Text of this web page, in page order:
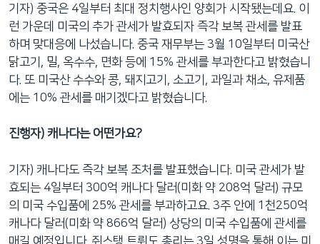
기자) 중국은 4일부터 최대 정치행사인 양회가 시작됐는데요. 이
런 가운데 미국의 추가 관세가 발효되자 즉각 보복 관세를 발표
하며 맞대응에 나섰습니다. 중국 재무부는 3월 10일부터 미국산
닭고기, 밀, 옥수수, 면화 등에 15% 관세를 부과한다고 밝혔습니
다. 또 미국산 수수와 콩, 돼지고기, 소고기, 과일과 채소, 유제품
에는 10% 관세를 매기겠다고 밝혔습니다.
진행자) 캐나다는 어떤가요?
기자) 캐나다도 즉각 보복 조처를 발표했습니다. 미국 관세가 발
효되는 4일부터 300억 캐나다 달러(미화 약 208억 달러) 규모
의 미국 수입품에 25% 관세를 부과하고요. 3주 안에 1천250억
캐나다 달러(미화 약 866억 달러) 상당의 미국 수입품에 관세를
매길 예정입니다. 쥐스탱 트뤼도 총리는 3일 성명을 통해 이는 미